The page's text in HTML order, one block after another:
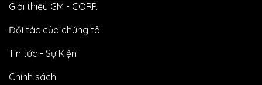
Giới thiệu GM - CORP.
Đối tác của chúng tôi
Tin tức - Sự Kiện
Chính sách